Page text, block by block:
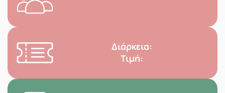
Διάρκεια:
Τιμή: